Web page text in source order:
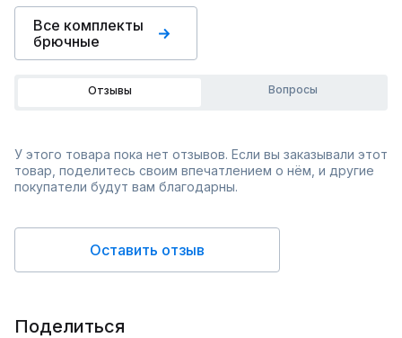
Все комплекты
брючные
Отзывы Вопросы
У этого товара пока нет отзывов. Если вы заказывали этот
товар, поделитесь своим впечатлением о нём, и другие
покупатели будут вам благодарны.
Оставить отзыв
Поделиться